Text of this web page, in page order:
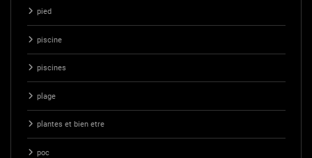
pied
piscine
piscines
plage
plantes et bien etre
poc